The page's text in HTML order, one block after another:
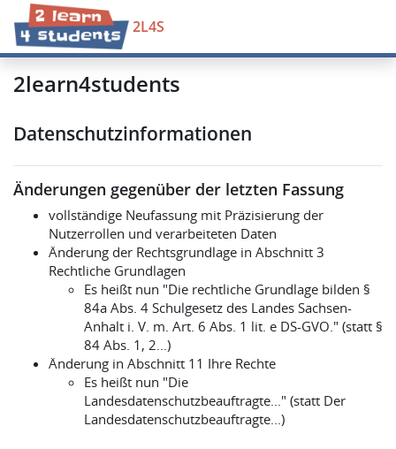
Zum Hauptinhalt
2L4S
2learn4students
Datenschutzinformationen
Änderungen gegenüber der letzten Fassung
vollständige Neufassung mit Präzisierung der
Nutzerrollen und verarbeiteten Daten
Änderung der Rechtsgrundlage in Abschnitt 3
Rechtliche Grundlagen
Es heißt nun "Die rechtliche Grundlage bilden §
84a Abs. 4 Schulgesetz des Landes Sachsen-
Anhalt i. V. m. Art. 6 Abs. 1 lit. e DS-GVO." (statt §
84 Abs. 1, 2...)
Änderung in Abschnitt 11 Ihre Rechte
Es heißt nun "Die
Landesdatenschutzbeauftragte..." (statt Der
Landesdatenschutzbeauftragte...)